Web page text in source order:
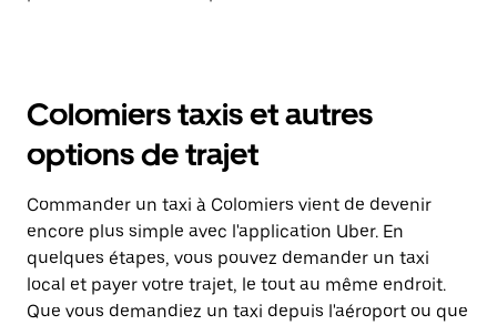
Colomiers taxis et autres
options de trajet
Commander un taxi à Colomiers vient de devenir
encore plus simple avec l'application Uber. En
quelques étapes, vous pouvez demander un taxi
local et payer votre trajet, le tout au même endroit.
Que vous demandiez un taxi depuis l'aéroport ou que